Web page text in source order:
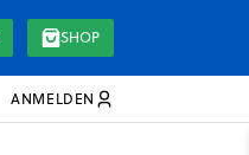
SHOP
ANMELDEN